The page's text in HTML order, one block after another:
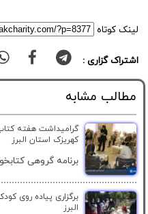
لینک کوتاه
اشتراک گزاری :
مطالب مشابه
گرامیداشت هفته
کهریزک استان البرز
برنامه گروهی
برگزاری پیاده روی
البرز